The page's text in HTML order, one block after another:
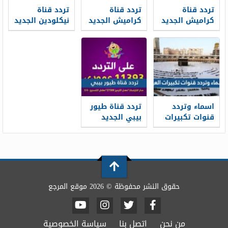
تردد قناة
كراميش الجديد
2026 Karameesh
TV على نايل
سات وعرب سات
تردد قناة
كراميش الجديد
2026 نايل سات
تردد قناة
نيكلودين الجديد
2026 Nickelodeon
اسماء وتردد
قنوات تكبيرات
العيد 2026
تردد قناة طيور
بيبي الجديد
2026 Toyor Baby
حقوق النشر محفوظة © 2026 موقع المرجع
من نحن اتصل بنا سياسة الخصوصية